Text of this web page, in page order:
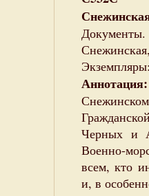
Аннотация:
Черных и
Военно-
всем, кто
и, в